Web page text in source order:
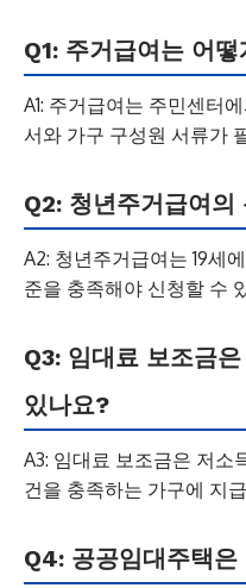
Q1: 주거급여는 어
A1: 주거급여는 주민센터
서와 가구 구성원 서류가
Q2: 청년주거급여
A2: 청년주거급여는 19세
준을 충족해야 신청할 수
Q3: 임대료 보조금
있나요?
A3: 임대료 보조금은 저소
건을 충족하는 가구에 지
Q4: 공공임대주택